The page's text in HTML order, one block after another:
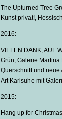
The Upturned Tree
Kunst privat!,
2016:
VIELEN DANK, AUF
Grün, Galerie Martina
Querschnitt und neue
Art Karlsuhe mit
2015:
Hang up for